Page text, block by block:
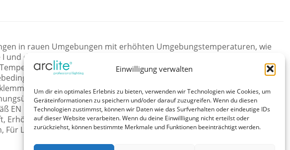
Einwilligung verwalten
Um dir ein optimales Erlebnis zu bieten, verwenden wir Technologien wie Cookies, um
Geräteinformationen zu speichern und/oder darauf zuzugreifen. Wenn du diesen
Technologien zustimmst, können wir Daten wie das Surfverhalten oder eindeutige IDs
auf dieser Website verarbeiten. Wenn du deine Einwillligung nicht erteilst oder
zurückziehst, können bestimmte Merkmale und Funktionen beeinträchtigt werden.
in rauen Umgebungen mit erhöhten Umgebungstemperaturen, wie
der Schutzklasse II, Ausgangsstrom einstellbar zwischen 200 – 850
von -40 ... +80 °C, Nominale Lebensdauer bis zu 100.000
Weißes „slim“-Metallgehäuse, Schutzart IP20, Nahfeld-
Constant Light Output Funktion (CLO), Intelligent Temperature
Schutzfunktionen (Übertemperatur, Kurzschluss,
50172, Flexible Konfiguration über companionSUITE (NFC, DALI),
Sicherheit durch robustes Design und erweiterte Testvorgänge
Linear- und Flächenbeleuchtung in Industrieanwendungen